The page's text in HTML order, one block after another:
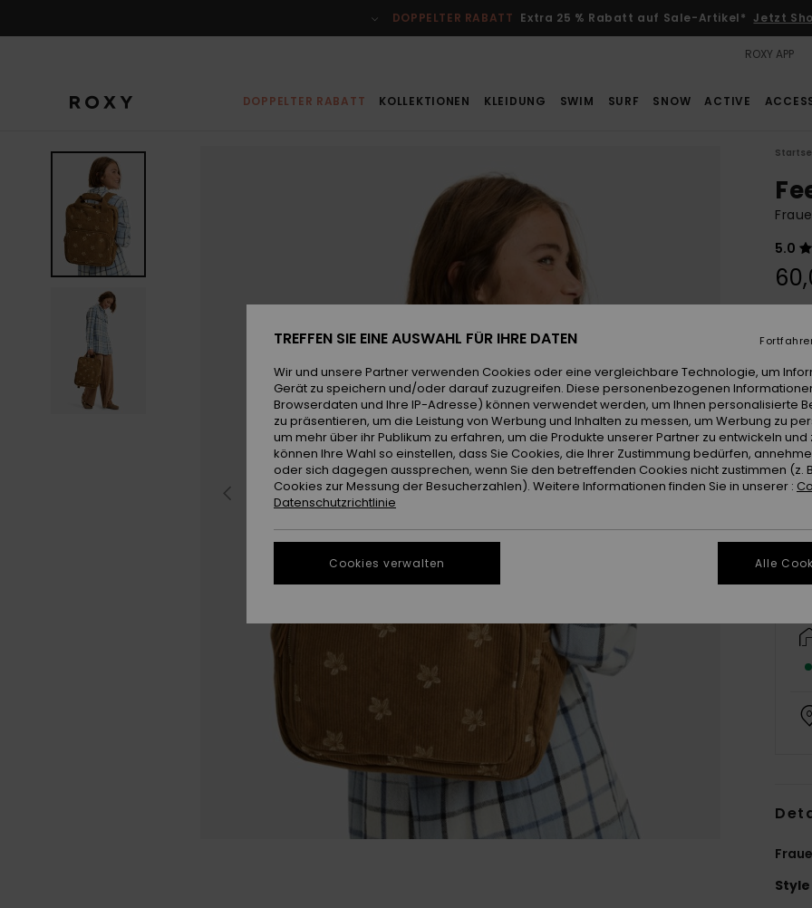
DOPPELTER RABATT Extra 25 % Rabatt auf Sale-Artikel* Jetzt
ROXY APP
DOPPELTER RABATT KOLLEKTIONEN KLEIDUNG SWIM SURF SNOW ACTIVE
5.0
Style
TREFFEN SIE EINE AUSWAHL FÜR IHRE DATEN
Wir und unsere Partner verwenden Cookies oder eine vergleichbare Technologie, um
Gerät zu speichern und/oder darauf zuzugreifen. Diese personenbezogenen
Browserdaten und Ihre IP-Adresse) können verwendet werden, um Ihnen personalisierte
zu präsentieren, um die Leistung von Werbung und Inhalten zu messen, um Werbung zu
um mehr über ihr Publikum zu erfahren, um die Produkte unserer Partner zu entwickeln und
können Ihre Wahl so einstellen, dass Sie Cookies, die Ihrer Zustimmung bedürfen,
oder sich dagegen aussprechen, wenn Sie den betreffenden Cookies nicht zustimmen (z.
Cookies zur Messung der Besucherzahlen). Weitere Informationen finden Sie in unserer :
Datenschutzrichtlinie
Cookies verwalten Alle